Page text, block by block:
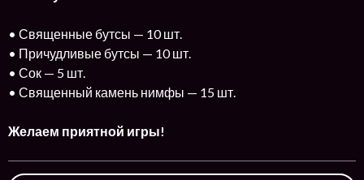
• Священные бутсы — 10 шт.
• Причудливые бутсы — 10 шт.
• Сок — 5 шт.
• Священный камень нимфы — 15 шт.
Желаем приятной игры!